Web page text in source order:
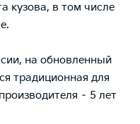
кузова, в том числе
на обновленный
традиционная для
– 5 лет